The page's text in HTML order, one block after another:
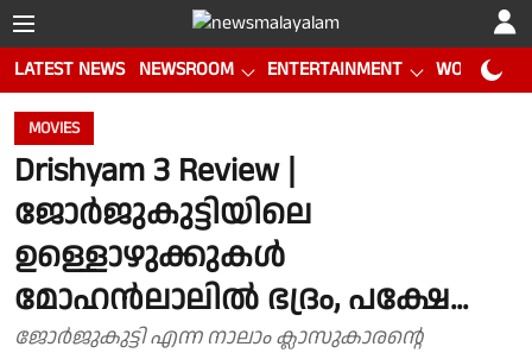
LATEST NEWS NEWSROOM ENTERTAINMENT WORLD CUP
MOVIES
Drishyam 3 Review |
ജോർജുകുട്ടിയിലെ
ഉള്ളൊഴുക്കുകൾ
മോഹൻലാലിൽ ഭ​ദ്രം, പക്ഷേ...
ജോർജുകുട്ടി എന്ന നാലാം ക്ലാസുകാരന്റെ